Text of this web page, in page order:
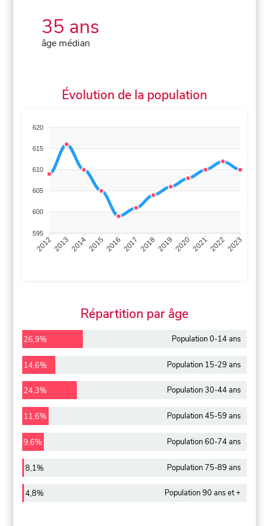
35 ans
âge médian
Évolution de la population
620
615
610
605
600
595
201220132014201520162017 20182019 2020202120222023
Répartition par âge
26,9% Population 0-14 ans
14,6% Population 15-29 ans
24,3% Population 30-44 ans
11,6% Population 45-59 ans
9,6% Population 60-74 ans
8,1% Population 75-89 ans
4,8% Population 90 ans et +